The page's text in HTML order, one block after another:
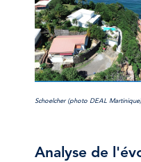
Schoelcher (photo DEAL Martinique)
Analyse de